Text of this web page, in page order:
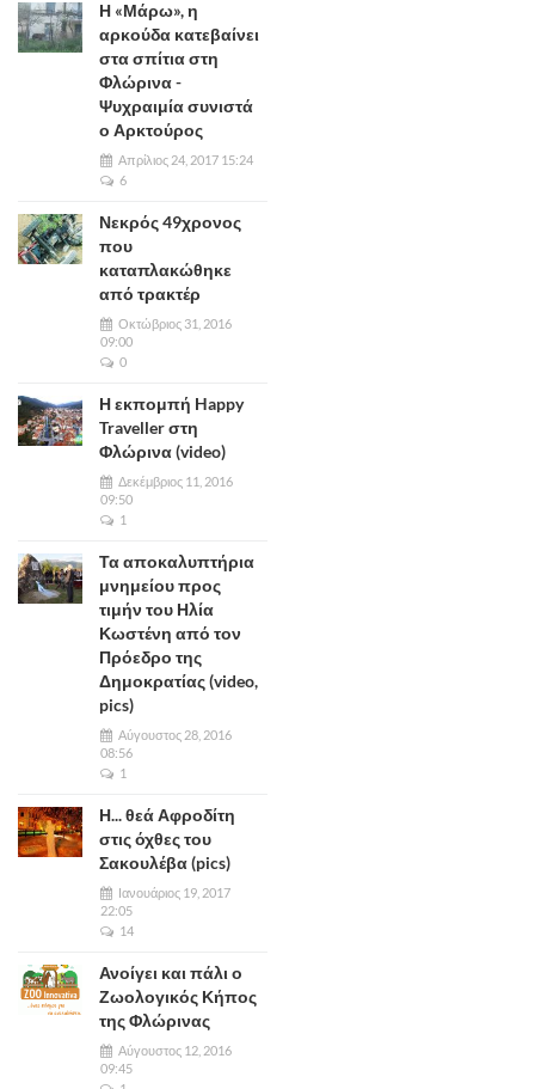
Η «Μάρω», η
αρκούδα κατεβαίνει
στα σπίτια στη
Φλώρινα -
Ψυχραιμία συνιστά
ο Αρκτούρος
Απρίλιος 24, 2017 15:24
6
Νεκρός 49χρονος
που
καταπλακώθηκε
από τρακτέρ
Οκτώβριος 31, 2016
09:00
0
Η εκπομπή Happy
Traveller στη
Φλώρινα (video)
Δεκέμβριος 11, 2016
09:50
1
Τα αποκαλυπτήρια
μνημείου προς
τιμήν του Ηλία
Κωστένη από τον
Πρόεδρο της
Δημοκρατίας (video,
pics)
Αύγουστος 28, 2016
08:56
1
Η... θεά Αφροδίτη
στις όχθες του
Σακουλέβα (pics)
Ιανουάριος 19, 2017
22:05
14
Ανοίγει και πάλι ο
Ζωολογικός Κήπος
της Φλώρινας
Αύγουστος 12, 2016
09:45